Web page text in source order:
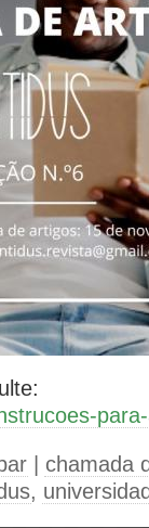
chamada
,